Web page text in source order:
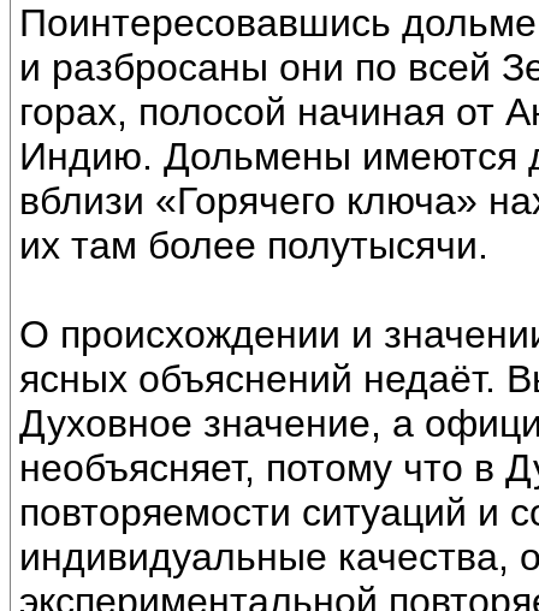
Поинтересовавшись
и разбросаны они по всей
горах, полосой начиная от
Индию. Дольмены имеются
вблизи «Горячего ключа»
их там более полутысячи.
О происхождении и
ясных объяснений недаёт.
Духовное значение, а
необъясняет, потому что в
повторяемости ситуаций и
индивидуальные качества,
экспериментальной